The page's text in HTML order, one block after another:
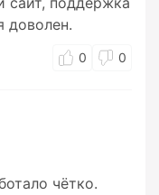
доволен.
0 0
чётко.